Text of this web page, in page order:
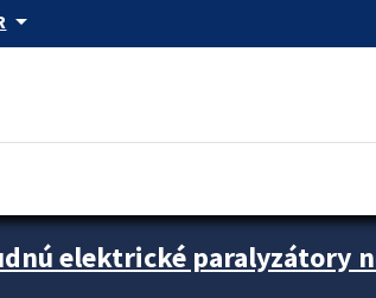
arrow_drop_down
elektrické paralyzátory